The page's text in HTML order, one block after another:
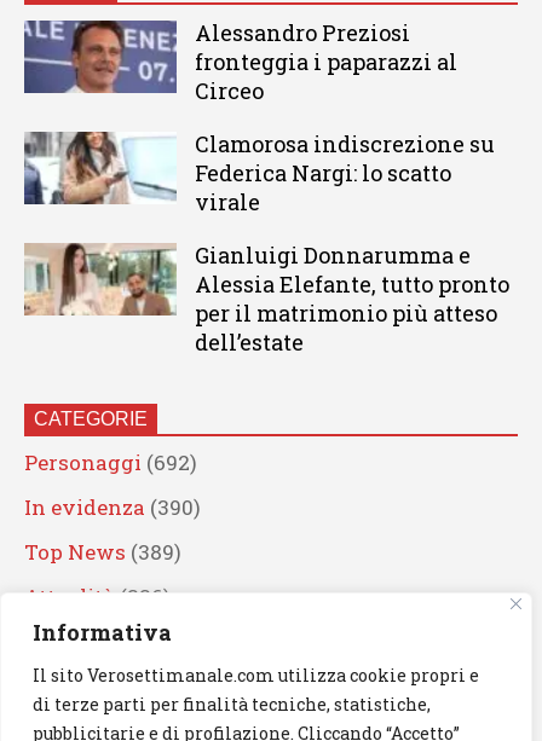
Informativa
Il sito Verosettimanale.com utilizza cookie propri e
di terze parti per finalità tecniche, statistiche,
pubblicitarie e di profilazione. Cliccando “Accetto”
Alessandro Preziosi
fronteggia i paparazzi al
Circeo
Clamorosa indiscrezione su
Federica Nargi: lo scatto
virale
Gianluigi Donnarumma e
Alessia Elefante, tutto pronto
per il matrimonio più atteso
dell’estate
CATEGORIE
Personaggi (692)
In evidenza (390)
Top News (389)
Attualità (336)
Eventi(330)
Artisti (241)
News(239)